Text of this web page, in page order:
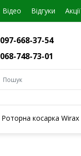
Вiдео Відгуки Акції
097-668-37-54
068-748-73-01
Роторна косарка Wirax